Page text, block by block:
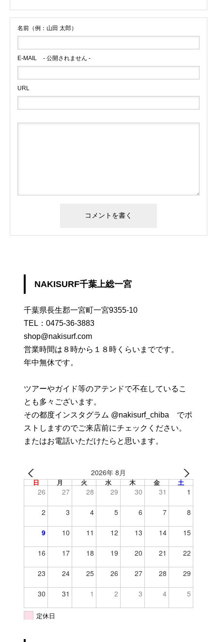
名前（例：山田 太郎）
E-MAIL - 公開されません -
URL
NAKISURF千葉上総一宮
千葉県長生郡一宮町一宮9355-10
TEL： 0475-36-3883
shop@nakisurf.com
営業時間は８時から１８時くらいまでです。
年中無休です。
ツアーやガイド等のアテンドで不在しているこ
とも多々ございます。
その都度インスタグラム @nakisurf_chiba でポ
ストしますのでご来店前にチェックください。
またはお電話いただけたらと思います。
2026年 8月
日 月 火 水 木 金 土
26 27 28 29 30 31 1
2 3 4 5 6 7 8
9 10 11 12 13 14 15
16 17 18 19 20 21 22
23 24 25 26 27 28 29
30 31 1 2 3 4 5
定休日